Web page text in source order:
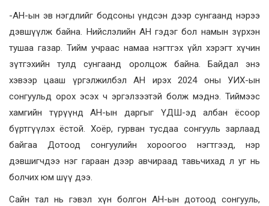
-АН-ын эв нэгдлийг бодсоны үндсэн дээр сунгаанд нэрээ
дэвшүүлж байна. Нийслэлийн АН гэдэг бол намын зүрхэн
тушаа газар. Тийм учраас намаа нэгтгэх үйл хэрэгт хүчин
зүтгэхийн тулд сунгаанд оролцож байна. Байдал энэ
хэвээр цааш үргэлжилбэл АН ирэх 2024 оны УИХ-ын
сонгуульд орох эсэх ч эргэлзээтэй болж мэднэ. Тиймээс
хамгийн түрүүнд АН-ын даргыг ҮДШ-эд албан ёсоор
бүртгүүлэх ёстой. Хоёр, гурван тусдаа сонгууль зарлаад
байгаа Дотоод сонгуулийн хороогоо нэгтгээд, нэр
дэвшигчдээ нэг гараан дээр авчираад тавьчихад л уг нь
болчих юм шүү дээ.
Сайн тал нь гэвэл хүн болгон АН-ын дотоод сонгууль,